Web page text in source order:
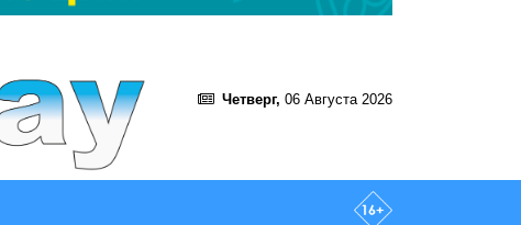
Четверг, 06 Августа 2026